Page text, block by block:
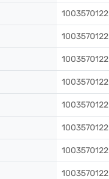
1003570122
1003570122
1003570122
1003570122
1003570122
1003570122
1003570122
1003570122